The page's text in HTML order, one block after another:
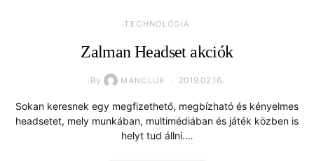
TECHNOLÓGIA
Zalman Headset akciók
By MANCLUB 2019.02.16.
Sokan keresnek egy megfizethető, megbízható és kényelmes
headsetet, mely munkában, multimédiában és játék közben is
helyt tud állni.…